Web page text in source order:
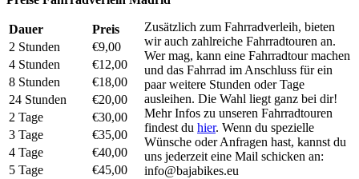
Dauer
Preis
2 Stunden
€9,00
4 Stunden
€12,00
8 Stunden
€18,00
24 Stunden
€20,00
2 Tage
€30,00
3 Tage
€35,00
4 Tage
€40,00
5 Tage
€45,00
Zusätzlich zum Fahrradverleih, bieten
wir auch zahlreiche Fahrradtouren an.
Wer mag, kann eine Fahrradtour machen
und das Fahrrad im Anschluss für ein
paar weitere Stunden oder Tage
ausleihen. Die Wahl liegt ganz bei dir!
Mehr Infos zu unseren Fahrradtouren
findest du hier. Wenn du spezielle
Wünsche oder Anfragen hast, kannst du
uns jederzeit eine Mail schicken an:
info@bajabikes.eu